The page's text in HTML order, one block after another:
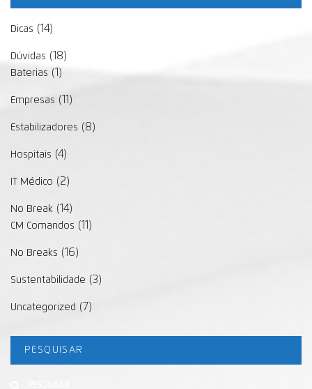
Dicas (14)
Dúvidas (18)
Baterias (1)
Empresas (11)
Estabilizadores (8)
Hospitais (4)
IT Médico (2)
No Break (14)
CM Comandos (11)
No Breaks (16)
Sustentabilidade (3)
Uncategorized (7)
PESQUISAR